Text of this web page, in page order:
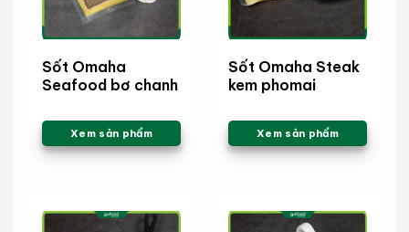
Sốt Omaha
Seafood bơ chanh
Xem sản phẩm
Sốt Omaha Steak
kem phomai
Xem sản phẩm